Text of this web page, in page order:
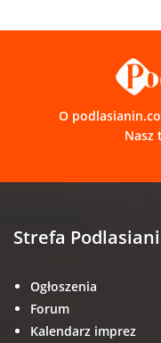
O
Nasz
Strefa
Ogłoszenia
Forum
Kalendarz imprez